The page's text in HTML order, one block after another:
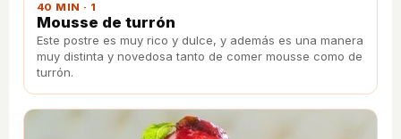
40 MIN · 1
Mousse de turrón
Este postre es muy rico y dulce, y además es una manera
muy distinta y novedosa tanto de comer mousse como de
turrón.